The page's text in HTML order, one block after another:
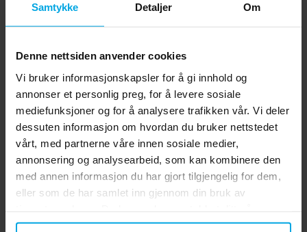
Samtykke Detaljer Om
Denne nettsiden anvender cookies
Vi bruker informasjonskapsler for å gi innhold og
annonser et personlig preg, for å levere sosiale
mediefunksjoner og for å analysere trafikken vår. Vi deler
dessuten informasjon om hvordan du bruker nettstedet
vårt, med partnerne våre innen sosiale medier,
annonsering og analysearbeid, som kan kombinere den
med annen informasjon du har gjort tilgjengelig for dem,
eller som de har samlet inn gjennom din bruk av
helst.
Minecraft -
Bursdagspakke 8-24
Nåværende pris
kr 199,00Opprinnelig pris:
kr 199,00 kr 209,00
GÅ TIL
Ballonger - Svarte 10
stk.
KJØP
5.0
1 anmeldelse
5 ☆
4☆
2 ☆
1 ☆